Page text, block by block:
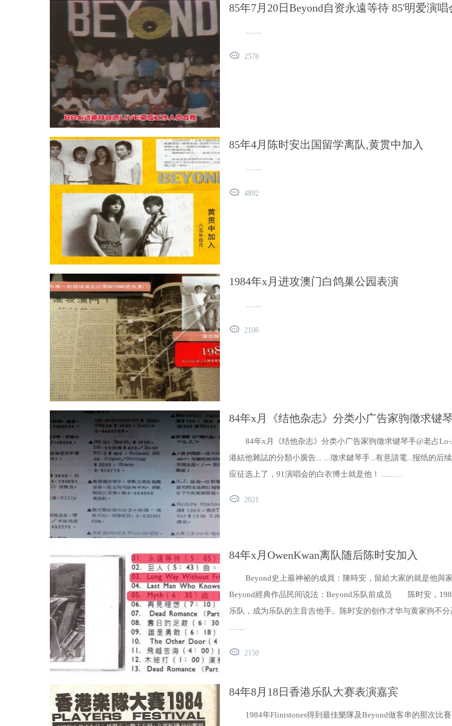
85年7月20日Beyond自资永遠等待 85'明爱演唱
……
2578
85年4月陈时安出国留学离队,黄贯中加入
……
4892
1984年x月进攻澳门白鸽巢公园表演
……
2106
84年x月《结他杂志》分类小广告家驹徵求键
84年x月《结他杂志》分类小广告家驹徵求键琴手@老占Lo-
港結他雜誌的分類小廣告... ....徵求鍵琴手...有意請電...报纸的后
应征选上了，91演唱会的白衣博士就是他！ ...……
2021
84年x月OwenKwan离队随后陈时安加入
Beyond史上最神祕的成員：陳時安，留給大家的就是他與
Beyond經典作品民间说法：Beyond乐队前成员 陈时安，
乐队，成为乐队的主音吉他手。陈时安的创作才华与黄家驹不分
……
2150
84年8月18日香港乐队大赛表演嘉宾
1984年Flintstones得到最佳樂隊及Beyond做客串的那次比